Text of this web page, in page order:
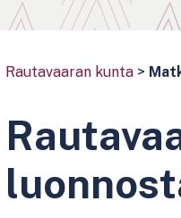
Rautavaaran kunta >